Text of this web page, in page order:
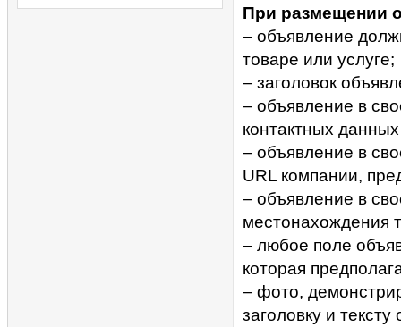
При размещении
– объявление
товаре или услуге;
– заголовок
– объявление в
контактных
– объявление в
URL компании,
– объявление в
местонахождения
– любое поле
которая
– фото,
заголовку и